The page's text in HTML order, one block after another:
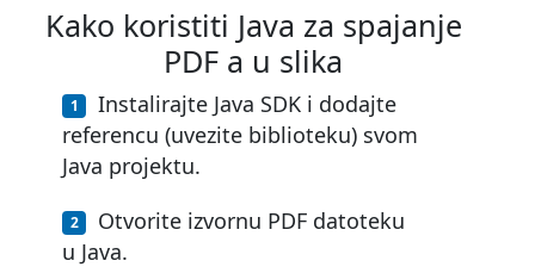
Kako koristiti Java za spajanje
PDF a u slika
Instalirajte Java SDK i dodajte
referencu (uvezite biblioteku) svom
Java projektu.
Otvorite izvornu PDF datoteku
u Java.